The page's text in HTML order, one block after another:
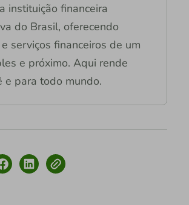
instituição financeira
do Brasil, oferecendo
serviços financeiros de um
e próximo. Aqui rende
e para todo mundo.